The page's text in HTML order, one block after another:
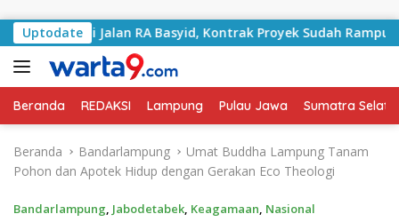
Uptodate
Jalan RA Basyid, Kontrak Proyek Sudah Rampung
Beranda REDAKSI Lampung Pulau Jawa Sumatra
Beranda Bandarlampung
Umat Buddha Lampung Tanam
Pohon dan Apotek Hidup dengan Gerakan Eco Theologi
Bandarlampung, Jabodetabek, Keagamaan, Nasional